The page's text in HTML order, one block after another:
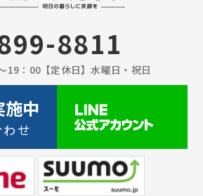
8811
19：00 【定休日】水曜日・祝日
施中
せ